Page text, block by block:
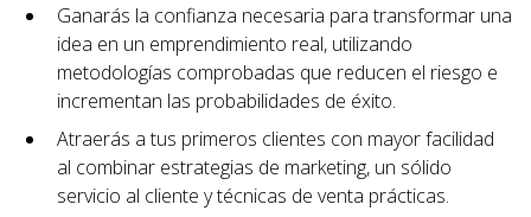
Ganarás la confianza necesaria para transformar una
idea en un emprendimiento real, utilizando
metodologías comprobadas que reducen el riesgo e
incrementan las probabilidades de éxito.
Atraerás a tus primeros clientes con mayor facilidad
al combinar estrategias de marketing, un sólido
servicio al cliente y técnicas de venta prácticas.